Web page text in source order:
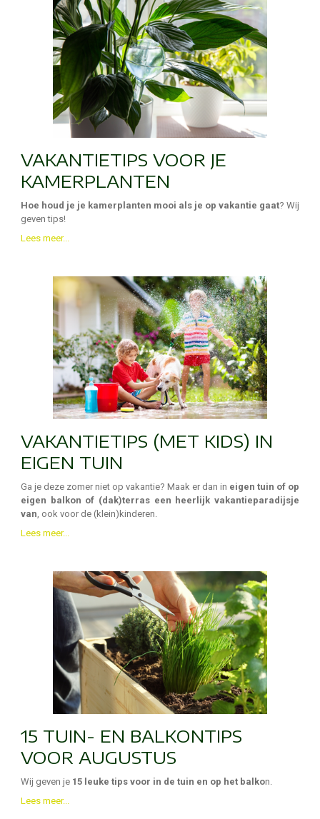
VAKANTIETIPS VOOR JE
KAMERPLANTEN
Hoe houd je je kamerplanten mooi als je op vakantie gaat? Wij
geven tips!
Lees meer...
VAKANTIETIPS (MET KIDS) IN
EIGEN TUIN
Ga je deze zomer niet op vakantie? Maak er dan in eigen tuin of op
eigen balkon of (dak)terras een heerlijk vakantieparadijsje
van, ook voor de (klein)kinderen.
Lees meer...
15 TUIN- EN BALKONTIPS
VOOR AUGUSTUS
Wij geven je 15 leuke tips voor in de tuin en op het balkon.
Lees meer...